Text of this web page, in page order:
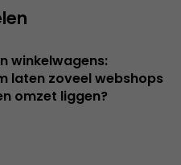
winkelwagens:
laten zoveel webshops
omzet liggen?